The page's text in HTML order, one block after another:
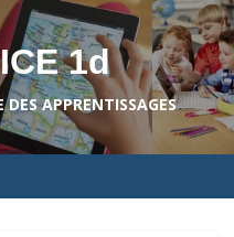
1d
DES APPRENTISSAGES